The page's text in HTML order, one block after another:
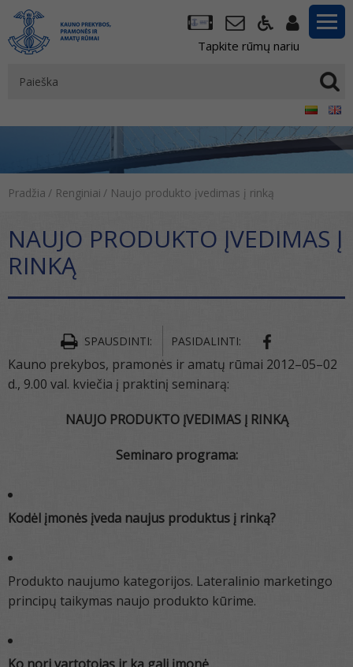
Tapkite rūmų nariu
Pradžia / Renginiai / Naujo produkto įvedimas į rinką
NAUJO PRODUKTO ĮVEDIMAS Į
RINKĄ
SPAUSDINTI: PASIDALINTI:
Kauno prekybos, pramonės ir amatų rūmai 2012–05–02
d., 9.00 val. kviečia į praktinį seminarą:
NAUJO PRODUKTO ĮVEDIMAS Į RINKĄ
Seminaro programa:
Kodėl įmonės įveda naujus produktus į rinką?
Produkto naujumo kategorijos. Lateralinio marketingo
principų taikymas naujo produkto kūrime.